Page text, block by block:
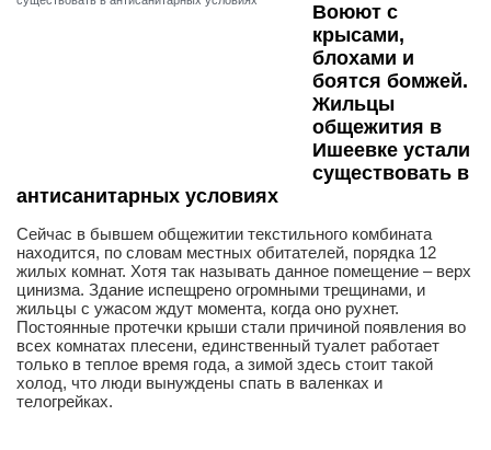
Воюют с
крысами,
блохами и
боятся бомжей.
Жильцы
общежития в
Ишеевке устали
существовать в
антисанитарных условиях
Сейчас в бывшем общежитии текстильного комбината
находится, по словам местных обитателей, порядка 12
жилых комнат. Хотя так называть данное помещение – верх
цинизма. Здание испещрено огромными трещинами, и
жильцы с ужасом ждут момента, когда оно рухнет.
Постоянные протечки крыши стали причиной появления во
всех комнатах плесени, единственный туалет работает
только в теплое время года, а зимой здесь стоит такой
холод, что люди вынуждены спать в валенках и
телогрейках.